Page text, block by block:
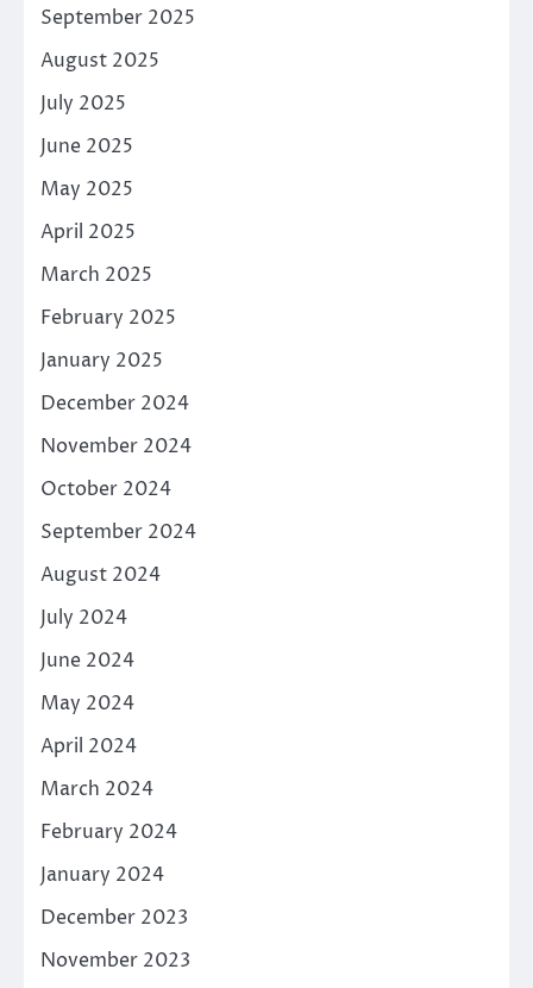
September 2025
August 2025
July 2025
June 2025
May 2025
April 2025
March 2025
February 2025
January 2025
December 2024
November 2024
October 2024
September 2024
August 2024
July 2024
June 2024
May 2024
April 2024
March 2024
February 2024
January 2024
December 2023
November 2023